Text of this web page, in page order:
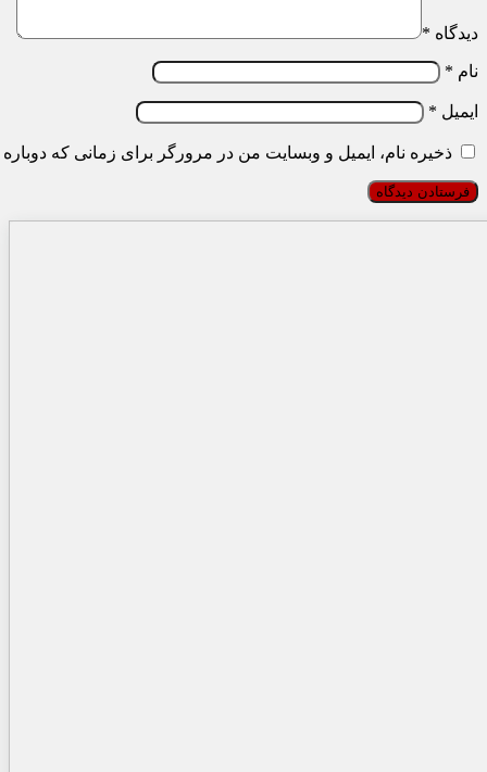
دیدگاه *
نام *
ایمیل *
ذخیره نام، ایمیل و وبسایت من در مرورگر برای زمانی که